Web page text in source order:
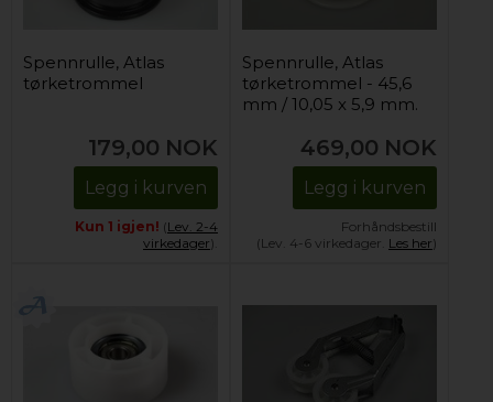
Spennrulle, Atlas
tørketrommel
179,00 NOK
Legg i kurven
Kun 1 igjen! (Lev. 2-4
virkedager).
Spennrulle, Atlas
tørketrommel - 45,6
mm / 10,05 x 5,9 mm.
469,00 NOK
Legg i kurven
Forhåndsbestill
(Lev. 4-6 virkedager. Les her)